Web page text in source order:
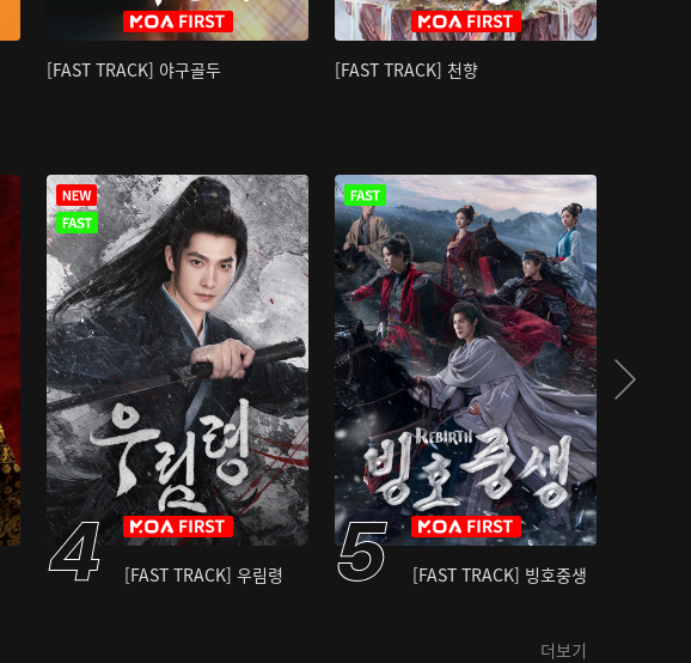
[FAST TRACK] 야구골두 [FAST TRACK] 천향
[FAST TRACK] 우림령 [FAST TRACK] 빙호중생
더보기